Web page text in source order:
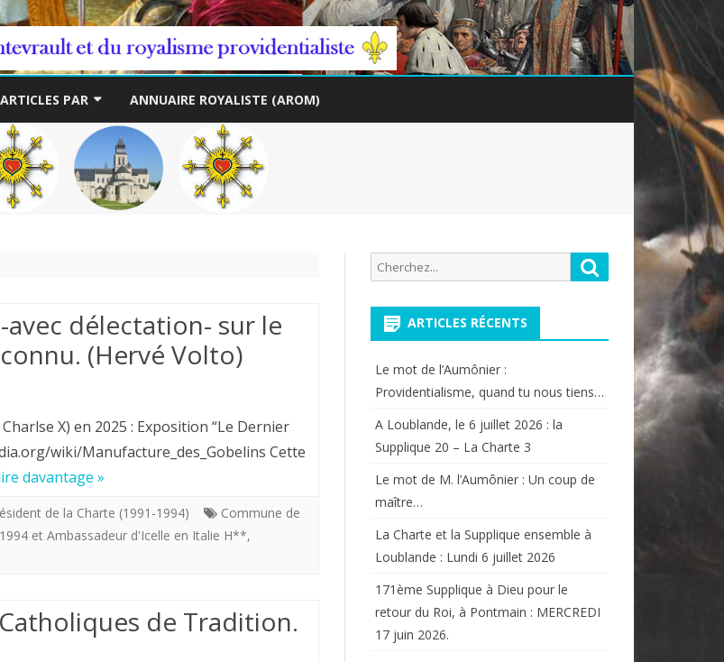
to
PAR ANNUAIRE ROYALISTE (AROM)
délectation- sur le
(Hervé Volto)
X) en 2025 : Exposition “Le Dernier
wiki/Manufacture_des_Gobelins Cette
davantage »
de la Charte (1991-1994)
Commune de
et Ambassadeur d'Icelle en Italie H**,
de Tradition.
Recherche
pour:
Rechercher
ARTICLES RÉCENTS
Le mot de l’Aumônier :
Providentialisme, quand tu nous tiens…
A Loublande, le 6 juillet 2026 : la
Supplique 20 – La Charte 3
Le mot de M. l’Aumônier : Un coup de
maître…
La Charte et la Supplique ensemble à
Loublande : Lundi 6 juillet 2026
171ème Supplique à Dieu pour le
retour du Roi, à Pontmain : MERCREDI
17 juin 2026.